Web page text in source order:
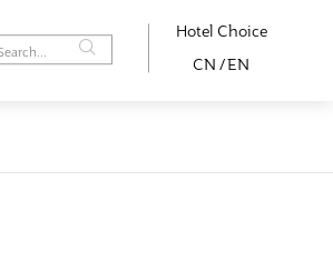
Hotel Choice
CN /EN